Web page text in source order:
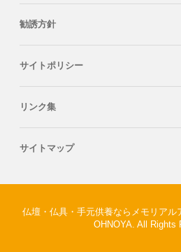
勧誘方針
サイトポリシー
リンク集
サイトマップ
仏壇・仏具・手元供養ならメモリアル
OHNOYA. All Rights